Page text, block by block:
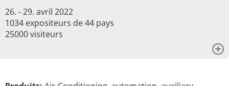
26. - 29. avril 2022
1034 expositeurs de 44 pays
25000 visiteurs